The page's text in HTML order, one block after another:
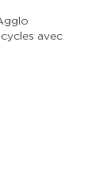
avec